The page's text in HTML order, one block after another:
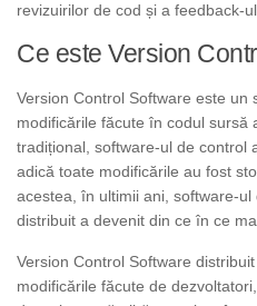
revizuirilor de cod și a feedback-
Ce este Version
Version Control Software este un
modificările făcute în codul sursă
tradițional, software-ul de control
adică toate modificările au fost
acestea, în ultimii ani, software-
distribuit a devenit din ce în ce
Version Control Software
modificările făcute de